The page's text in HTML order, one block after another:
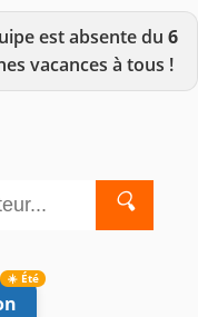
est absente du 6
vacances à tous !
🔍